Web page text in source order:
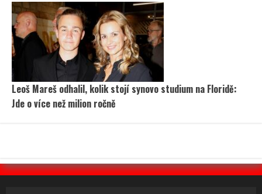
Leoš Mareš odhalil, kolik stojí synovo studium na Floridě:
Jde o více než milion ročně